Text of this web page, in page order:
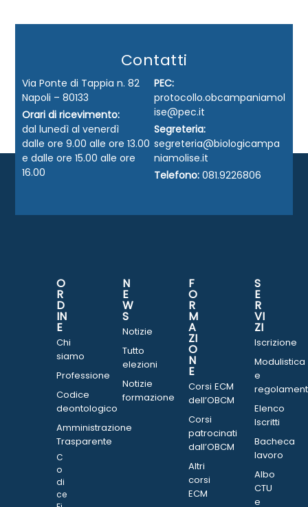
Contatti
Via Ponte di Tappia n. 82
Napoli – 80133
Orari di ricevimento:
dal lunedì al venerdì
dalle ore 9.00 alle ore 13.00
e dalle ore 15.00 alle ore
16.00
PEC:
protocollo.obcampaniamol
ise@pec.it
Segreteria:
segreteria@biologicampa
niamolise.it
Telefono: 081.9226806
O
R
D
IN
E
Chi
siamo
Professione
Codice
deontologico
Amministrazione
Trasparente
C
o
di
ce
N
E
W
S
Notizie
Tutto
elezioni
Notizie
formazione
F
O
R
M
A
ZI
O
N
E
Corsi ECM
dell’OBCM
Corsi
patrocinati
dall’OBCM
Altri
corsi
ECM
S
E
R
VI
ZI
Iscrizione
Modulistica
e
Elenco
Iscritti
Bacheca
lavoro
Albo
CTU
e